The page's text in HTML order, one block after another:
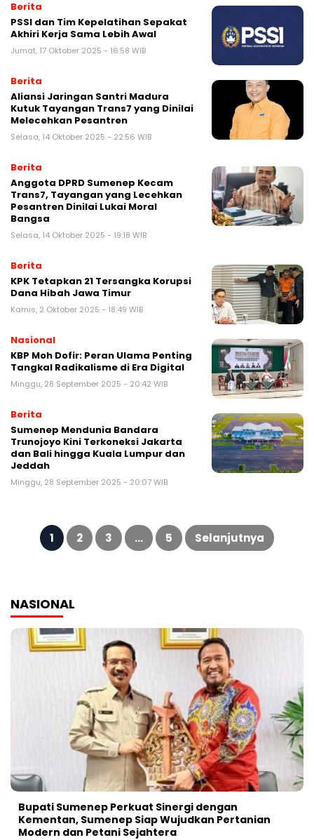
Berita
PSSI dan Tim Kepelatihan Sepakat
Akhiri Kerja Sama Lebih Awal
Jumat, 17 Oktober 2025 - 16:58 WIB
Berita
Aliansi Jaringan Santri Madura
Kutuk Tayangan Trans7 yang Dinilai
Melecehkan Pesantren
Selasa, 14 Oktober 2025 - 22:56 WIB
Berita
Anggota DPRD Sumenep Kecam
Trans7, Tayangan yang Lecehkan
Pesantren Dinilai Lukai Moral
Bangsa
Selasa, 14 Oktober 2025 - 19:18 WIB
Berita
KPK Tetapkan 21 Tersangka Korupsi
Dana Hibah Jawa Timur
Kamis, 2 Oktober 2025 - 18:49 WIB
Nasional
KBP Moh Dofir: Peran Ulama Penting
Tangkal Radikalisme di Era Digital
Minggu, 28 September 2025 - 20:42 WIB
Berita
Sumenep Mendunia Bandara
Trunojoyo Kini Terkoneksi Jakarta
dan Bali hingga Kuala Lumpur dan
Jeddah
Minggu, 28 September 2025 - 20:07 WIB
Paginasi
pos
1 2 3 … 5 Selanjutnya
NASIONAL
Bupati Sumenep Perkuat Sinergi dengan
Kementan, Sumenep Siap Wujudkan Pertanian
Modern dan Petani Sejahtera